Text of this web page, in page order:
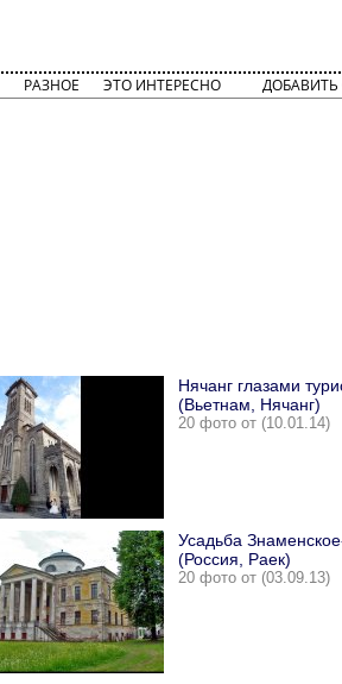
РАЗНОЕ ЭТО ИНТЕРЕСНО
Нячанг глазами
(Вьетнам, Нячанг)
20 фото от (10.01.14)
Усадьба
(Россия, Раек)
20 фото от (03.09.13)